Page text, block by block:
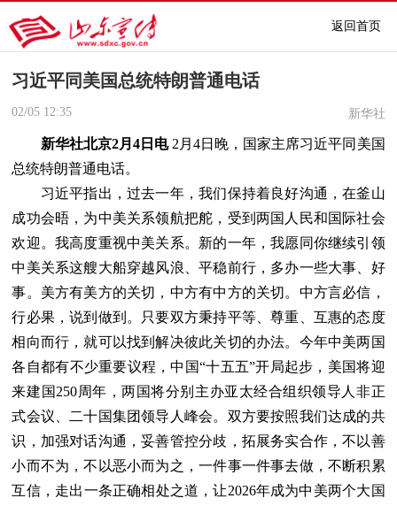
返回首页
习近平同美国总统特朗普通电话
02/05 12:35 新华社
新华社北京2月4日电2月4日晚，国家主席习近平同美国
总统特朗普通电话。
习近平指出，过去一年，我们保持着良好沟通，在釜山
成功会晤，为中美关系领航把舵，受到两国人民和国际社会
欢迎。我高度重视中美关系。新的一年，我愿同你继续引领
中美关系这艘大船穿越风浪、平稳前行，多办一些大事、好
事。美方有美方的关切，中方有中方的关切。中方言必信，
行必果，说到做到。只要双方秉持平等、尊重、互惠的态度
相向而行，就可以找到解决彼此关切的办法。今年中美两国
各自都有不少重要议程，中国“十五五”开局起步，美国将迎
来建国250周年，两国将分别主办亚太经合组织领导人非正
式会议、二十国集团领导人峰会。双方要按照我们达成的共
识，加强对话沟通，妥善管控分歧，拓展务实合作，不以善
小而不为，不以恶小而为之，一件事一件事去做，不断积累
互信，走出一条正确相处之道，让2026年成为中美两个大国